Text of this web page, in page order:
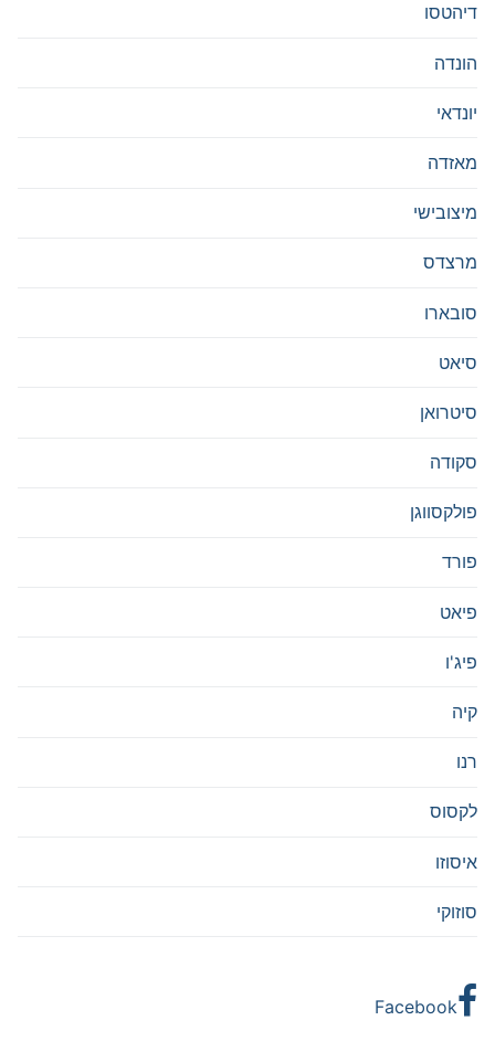
דיהטסו
הונדה
יונדאי
מאזדה
מיצובישי
מרצדס
סובארו
סיאט
סיטרואן
סקודה
פולקסווגן
פורד
פיאט
פיג'ו
קיה
רנו
לקסוס
איסוזו
סוזוקי
Facebook